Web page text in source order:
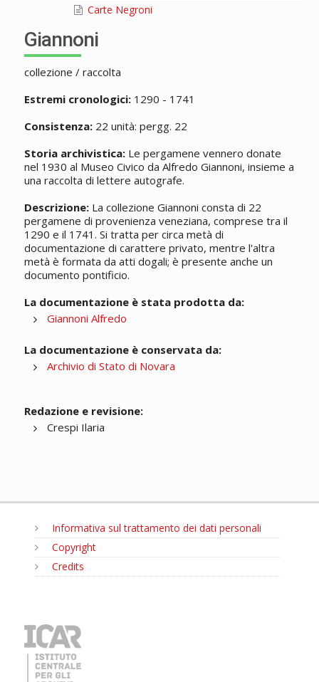
Carte Negroni
Giannoni
collezione / raccolta
Estremi cronologici:1290 - 1741
Consistenza:22 unità: pergg. 22
Storia archivistica:Le pergamene vennero donate
nel 1930 al Museo Civico da Alfredo Giannoni, insieme a
una raccolta di lettere autografe.
Descrizione:La collezione Giannoni consta di 22
pergamene di provenienza veneziana, comprese tra il
1290 e il 1741. Si tratta per circa metà di
documentazione di carattere privato, mentre l'altra
metà è formata da atti dogali; è presente anche un
documento pontificio.
La documentazione è stata prodotta da:
Giannoni Alfredo
La documentazione è conservata da:
Archivio di Stato di Novara
Redazione e revisione:
Crespi Ilaria
Informativa sul trattamento dei dati personali
Copyright
Credits